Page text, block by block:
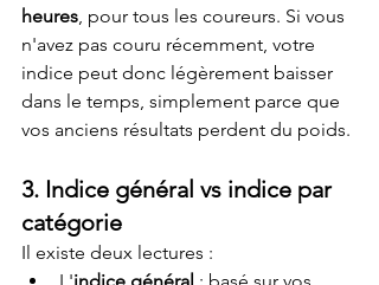
heures, pour tous les coureurs. Si vous
n'avez pas couru récemment, votre
indice peut donc légèrement baisser
dans le temps, simplement parce que
vos anciens résultats perdent du poids.
3. Indice général vs indice par
catégorie
Il existe deux lectures :